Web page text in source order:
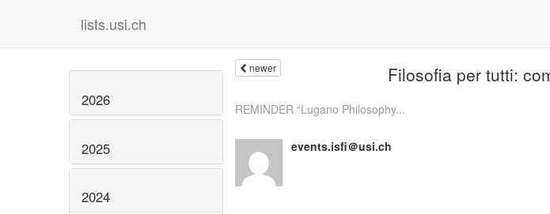
lists.usi.ch
2026
2025
2024
newer Filosofia per tutti:
REMINDER “Lugano Philosophy...
events.isfi＠usi.ch